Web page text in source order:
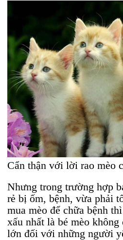
Cẩn thận với lời rao mèo
Nhưng trong trường hợp
rẻ bị ốm, bệnh, vừa phải
mua mèo để chữa bệnh
xấu nhất là bé mèo
lớn đối với những người